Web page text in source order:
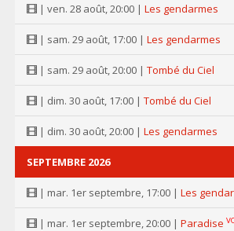
| ven. 28 août, 20:00 | Les gendarmes
| sam. 29 août, 17:00 | Les gendarmes
| sam. 29 août, 20:00 | Tombé du Ciel
| dim. 30 août, 17:00 | Tombé du Ciel
| dim. 30 août, 20:00 | Les gendarmes
SEPTEMBRE 2026
| mar. 1er septembre, 17:00 | Les
| mar. 1er septembre, 20:00 | Paradise